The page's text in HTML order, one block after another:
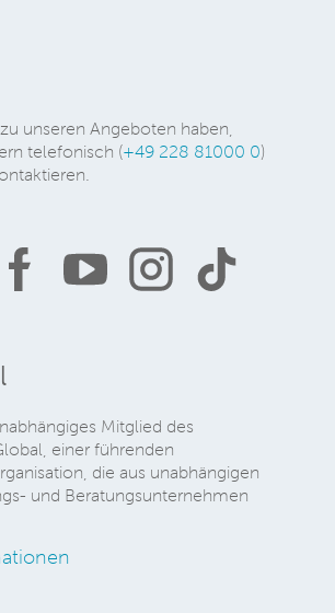
unseren Angeboten haben,
telefonisch (+49 228 81000 0)
Mitglied des
einer führenden
die aus unabhängigen
und Beratungsunternehmen